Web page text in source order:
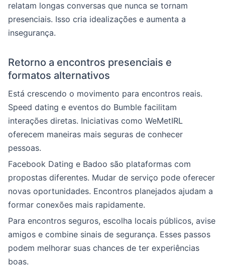
relatam longas conversas que nunca se tornam
presenciais. Isso cria idealizações e aumenta a
insegurança.
Retorno a encontros presenciais e
formatos alternativos
Está crescendo o movimento para encontros reais.
Speed dating e eventos do Bumble facilitam
interações diretas. Iniciativas como WeMetIRL
oferecem maneiras mais seguras de conhecer
pessoas.
Facebook Dating e Badoo são plataformas com
propostas diferentes. Mudar de serviço pode oferecer
novas oportunidades. Encontros planejados ajudam a
formar conexões mais rapidamente.
Para encontros seguros, escolha locais públicos, avise
amigos e combine sinais de segurança. Esses passos
podem melhorar suas chances de ter experiências
boas.